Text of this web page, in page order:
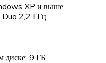
XP и выше
Duo 2,2 ГГц
диске: 9 ГБ